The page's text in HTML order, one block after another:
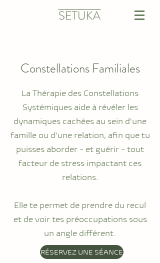
Constellations Familiales
La Thérapie des Constellations
Systémiques aide à révéler les
dynamiques cachées au sein d'une
famille ou d'une relation, afin que tu
puisses aborder - et guérir - tout
facteur de stress impactant ces
relations.
Elle te permet de prendre du recul
et de voir tes préoccupations sous
un angle différent.
RÉSERVEZ UNE SÉANCE